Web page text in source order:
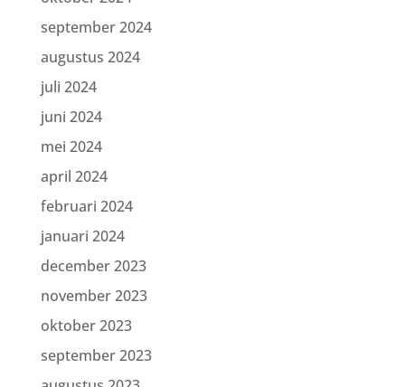
september 2024
augustus 2024
juli 2024
juni 2024
mei 2024
april 2024
februari 2024
januari 2024
december 2023
november 2023
oktober 2023
september 2023